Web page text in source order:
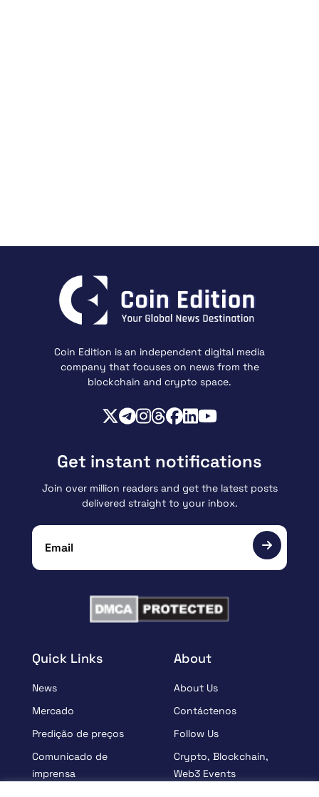
Coin Edition is an independent digital media
company that focuses on news from the
blockchain and crypto space.
Quick Links
News
Mercado
Predição de preços
Comunicado de
imprensa
About
About Us
Contáctenos
Follow Us
Crypto, Blockchain,
Web3 Events
Get instant notifications
Join over million readers and get the latest posts
delivered straight to your inbox.